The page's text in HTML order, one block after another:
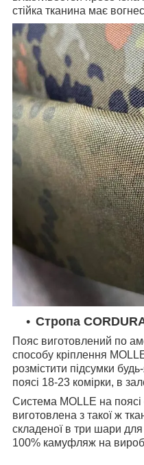
стійка тканина має
Стропа
Пояс виготовлений по
способу кріплення
розмістити підсумки
поясі 18-23 комірки, в
Система MOLLE на поясі
виготовлена з такої ж
складеної в три шари
100% камуфляж на